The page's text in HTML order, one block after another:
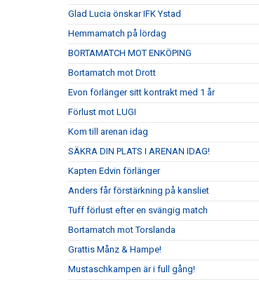
Glad Lucia önskar IFK Ystad
Hemmamatch på lördag
BORTAMATCH MOT ENKÖPING
Bortamatch mot Drott
Evon förlänger sitt kontrakt med 1 år
Förlust mot LUGI
Kom till arenan idag
SÄKRA DIN PLATS I ARENAN IDAG!
Kapten Edvin förlänger
Anders får förstärkning på kansliet
Tuff förlust efter en svängig match
Bortamatch mot Torslanda
Grattis Månz & Hampe!
Mustaschkampen är i full gång!